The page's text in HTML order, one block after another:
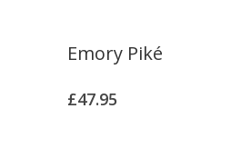
Emory Piké
£47.95